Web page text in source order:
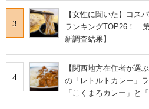
3
【女性に聞いた】コス
ランキングTOP26！
新調査結果】
4
【関西地方在住者が選
の「レトルトカレー」
「こくまろカレー」と